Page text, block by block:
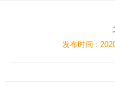
发布时间 :